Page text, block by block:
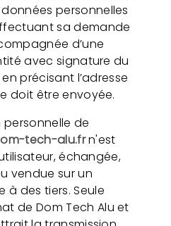
personnelles
sa demande
d’une
avec signature du
précisant l’adresse
doit être envoyée.
de
tech-alu.frn'est
échangée,
vendue sur un
des tiers. Seule
de Dom Tech Alu et